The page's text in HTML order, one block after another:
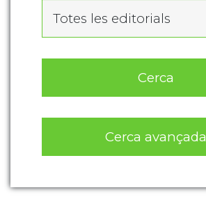
Totes les editorials
Cerca
Cerca avançada